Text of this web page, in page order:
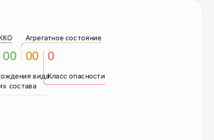
вида
состава
00
Агрегатное состояние
00
Класс опасности
0